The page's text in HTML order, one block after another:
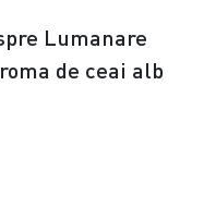
Lumanare
de ceai alb